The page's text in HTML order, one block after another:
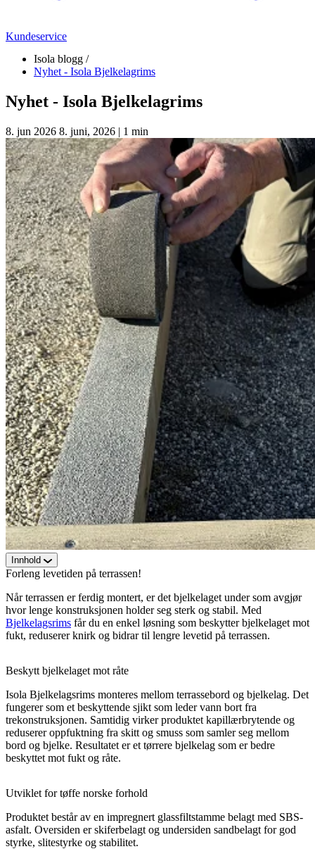
Kundeservice
Isola blogg /
Nyhet - Isola Bjelkelagrims
Nyhet - Isola Bjelkelagrims
8. jun 2026 8. juni, 2026 | 1 min
Innhold
Forleng levetiden på terrassen!
Når terrassen er ferdig montert, er det bjelkelaget under som avgjør
hvor lenge konstruksjonen holder seg sterk og stabil. Med
Bjelkelagsrims får du en enkel løsning som beskytter bjelkelaget mot
fukt, reduserer knirk og bidrar til lengre levetid på terrassen.
Beskytt bjelkelaget mot råte
Isola Bjelkelagsrims monteres mellom terrassebord og bjelkelag. Det
fungerer som et beskyttende sjikt som leder vann bort fra
trekonstruksjonen. Samtidig virker produktet kapillærbrytende og
reduserer oppfuktning fra skitt og smuss som samler seg mellom
bord og bjelke. Resultatet er et tørrere bjelkelag som er bedre
beskyttet mot fukt og råte.
Utviklet for tøffe norske forhold
Produktet består av en impregnert glassfiltstamme belagt med SBS-
asfalt. Oversiden er skiferbelagt og undersiden sandbelagt for god
styrke, slitestyrke og stabilitet.